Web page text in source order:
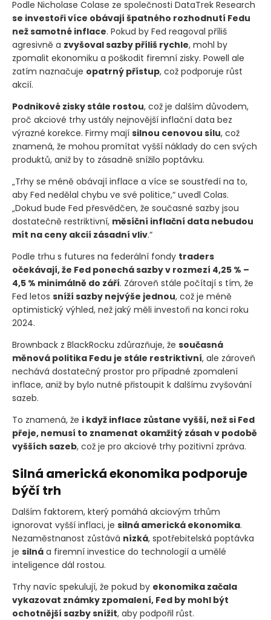
Podle Nicholase Colase ze společnosti DataTrek Research
se investoři více obávají špatného rozhodnutí Fedu
než samotné inflace. Pokud by Fed reagoval příliš
agresivně a zvyšoval sazby příliš rychle, mohl by
zpomalit ekonomiku a poškodit firemní zisky. Powell ale
zatím naznačuje opatrný přístup, což podporuje růst
akcií.
Podnikové zisky stále rostou, což je dalším důvodem,
proč akciové trhy ustály nejnovější inflační data bez
výrazné korekce. Firmy mají silnou cenovou sílu, což
znamená, že mohou promítat vyšší náklady do cen svých
produktů, aniž by to zásadně snížilo poptávku.
„Trhy se méně obávají inflace a více se soustředí na to,
aby Fed nedělal chybu ve své politice,“ uvedl Colas.
„Dokud bude Fed přesvědčen, že současné sazby jsou
dostatečně restriktivní, měsíční inflační data nebudou
mít na ceny akcií zásadní vliv.“
Podle trhu s futures na federální fondy traders
očekávají, že Fed ponechá sazby v rozmezí 4,25 % –
4,5 % minimálně do září. Zároveň stále počítají s tím, že
Fed letos sníží sazby nejvýše jednou, což je méně
optimistický výhled, než jaký měli investoři na konci roku
2024.
Brownback z BlackRocku zdůrazňuje, že současná
měnová politika Fedu je stále restriktivní, ale zároveň
nechává dostatečný prostor pro případné zpomalení
inflace, aniž by bylo nutné přistoupit k dalšímu zvyšování
sazeb.
To znamená, že i když inflace zůstane vyšší, než si Fed
přeje, nemusí to znamenat okamžitý zásah v podobě
vyšších sazeb, což je pro akciové trhy pozitivní zpráva.
Silná americká ekonomika podporuje
býčí trh
Dalším faktorem, který pomáhá akciovým trhům
ignorovat vyšší inflaci, je silná americká ekonomika.
Nezaměstnanost zůstává nízká, spotřebitelská poptávka
je silná a firemní investice do technologií a umělé
inteligence dál rostou.
Trhy navíc spekulují, že pokud by ekonomika začala
vykazovat známky zpomalení, Fed by mohl být
ochotnější sazby snížit, aby podpořil růst.